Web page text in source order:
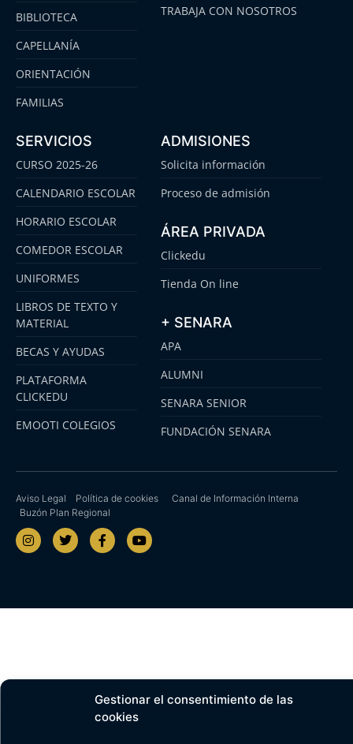
Gestionar el consentimiento de las
cookies
BIBLIOTECA
CAPELLANÍA
ORIENTACIÓN
FAMILIAS
TRABAJA CON NOSOTROS
SERVICIOS
CURSO 2025-26
CALENDARIO ESCOLAR
HORARIO ESCOLAR
COMEDOR ESCOLAR
UNIFORMES
LIBROS DE TEXTO Y
MATERIAL
BECAS Y AYUDAS
PLATAFORMA
CLICKEDU
EMOOTI COLEGIOS
ADMISIONES
Solicita información
Proceso de admisión
ÁREA PRIVADA
Clickedu
Tienda On line
+ SENARA
APA
ALUMNI
SENARA SENIOR
FUNDACIÓN SENARA
Aviso Legal Política de cookies
Canal de Información Interna
Buzón Plan Regional